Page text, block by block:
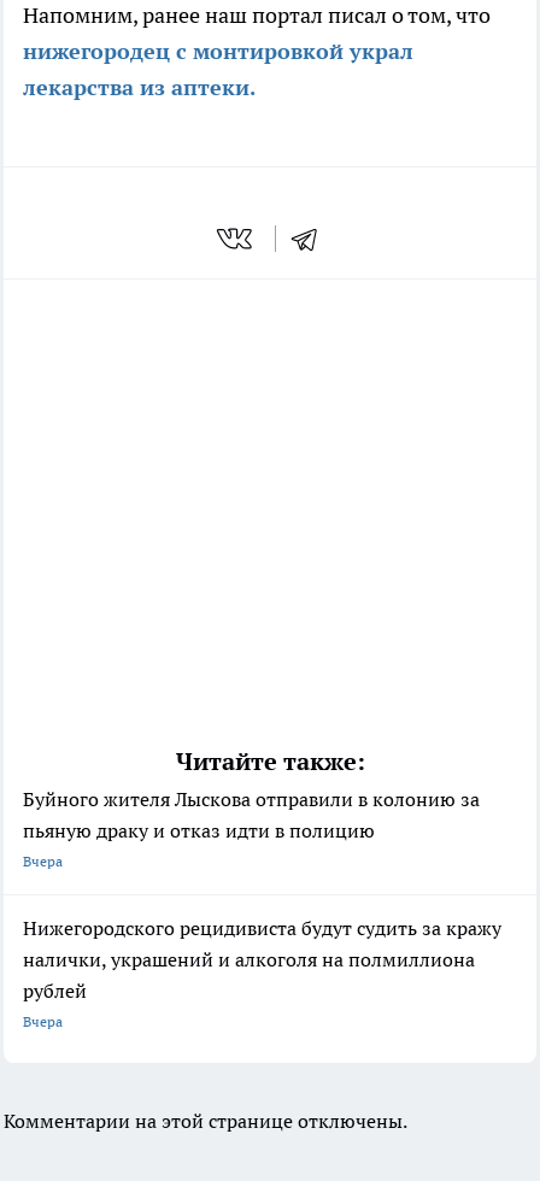
Напомним, ранее наш портал писал о том, что
нижегородец с монтировкой украл
лекарства из аптеки.
Читайте также:
Буйного жителя Лыскова отправили в колонию за
пьяную драку и отказ идти в полицию
Вчера
Нижегородского рецидивиста будут судить за кражу
налички, украшений и алкоголя на полмиллиона
рублей
Вчера
Комментарии на этой странице отключены.